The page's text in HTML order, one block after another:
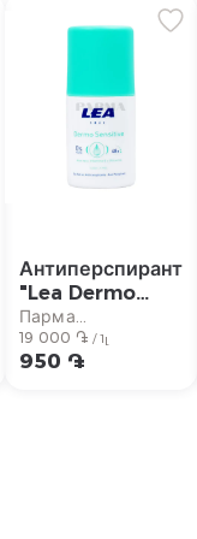
Антиперспирант
"Lea Dermo
Sensitive" алоэ
вера 50мл
Парма
супермаркет
19 000 ֏ / 1լ
950 ֏